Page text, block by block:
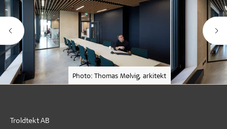
Photo: Thomas Mølvig, arkitekt
Troldtekt AB